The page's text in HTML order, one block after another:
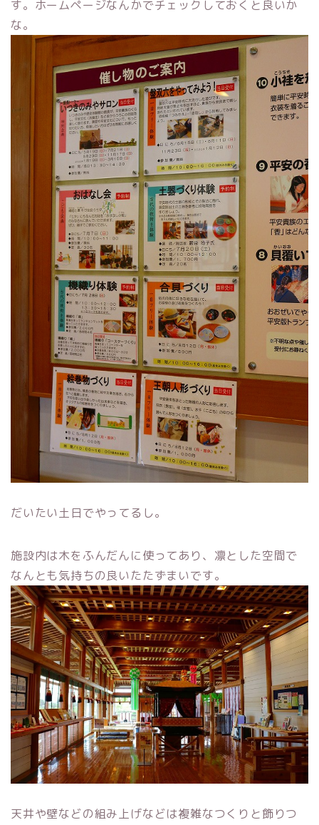
す。ホームページなんかでチェックしておくと良いか
な。
だいたい土日でやってるし。
施設内は木をふんだんに使ってあり、凛とした空間で
なんとも気持ちの良いたたずまいです。
天井や壁などの組み上げなどは複雑なつくりと飾りつ